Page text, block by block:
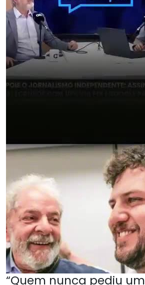
“Quem nunca pediu um